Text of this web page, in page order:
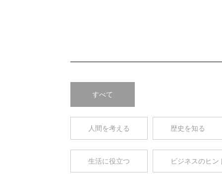
すべて
人間を考える 歴史を知る
生活に役立つ ビジネスのヒン